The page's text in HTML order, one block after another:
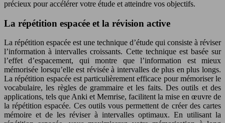
précieux pour accélérer votre étude et atteindre vos objectifs.
La répétition espacée et la révision active
La répétition espacée est une technique d’étude qui consiste à réviser
l’information à intervalles croissants. Cette technique est basée sur
l’effet d’espacement, qui montre que l’information est mieux
mémorisée lorsqu’elle est révisée à intervalles de plus en plus longs.
La répétition espacée est particulièrement efficace pour mémoriser le
vocabulaire, les règles de grammaire et les faits. Des outils et des
applications, tels que Anki et Memrise, facilitent la mise en œuvre de
la répétition espacée. Ces outils vous permettent de créer des cartes
mémoire et de les réviser à intervalles optimaux. En utilisant la